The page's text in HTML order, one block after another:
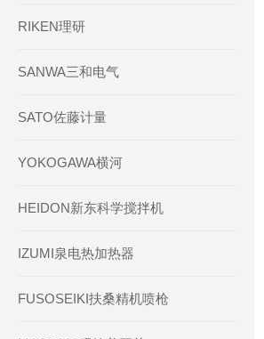
RIKEN理研
SANWA三和电气
SATO佐藤计量
YOKOGAWA横河
HEIDON新东科学搅拌机
IZUMI泉电热加热器
FUSOSEIKI扶桑精机喷枪